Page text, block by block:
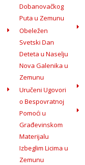
Dobanovačkog
Puta u Zemunu
Obeležen
Svetski Dan
Deteta u Naselju
Nova Galenika u
Zemunu
Uručeni Ugovori
o Bespovratnoj
Pomoći u
Građevinskom
Materijalu
Izbeglim Licima u
Zemunu